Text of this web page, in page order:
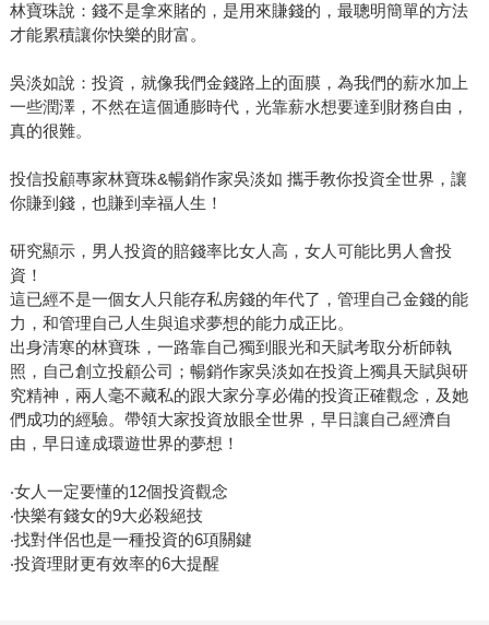
內容有限卻過度泡水成三、四百頁的厚度。有時為節目訪談
不得不看某些書，如不好看，十分鐘了解內容後旋及放下。
了不少有關企管及經營類的書。有時上節目，現場沒有可看
的書，也會要助理到附近買本《VOGUE》或《美麗佳人》等
書，二、三本書看完，目的地也到了，下機時覺得很豐富也
很幸福，像小說類書看完就丟，留給下一個有緣人。如果旅
機時，感覺像吃了大餐一樣滿足，吳淡如覺得有一完整的時
空沉浸在傷春悲秋的情境中，也是紛擾生活中的一種調劑。
因為閱讀是很自我的活動，吳淡如享受一種自在閱讀的速
度，她不喜歡讀書會，不喜歡刻意的聚眾討論一本書，她喜
歡沉浸在閱讀中那種無聲勝有聲的節奏。當然，看書時，手
中一定有筆，看到重要的、有趣的一定畫線在右邊，看到哪
裏折記號到哪裏，所以她看過的書都有明顯的記號，她進一
步解釋「不習慣看別人的書，是因為她一定會破壞別人的書
小說，一定先一口氣看完。 閱讀時，她並不喜歡在咖啡廳看
書，也不喜歡固定的坐姿，她喜歡在家中的池塘邊或舒服的
躺在太妃椅或按摩椅旁，整排燈相伴，享受放鬆的閱讀，畢
林寶珠說：錢不是拿來賭的，是用來賺錢的，最聰明簡單的方法
才能累積讓你快樂的財富。
吳淡如說：投資，就像我們金錢路上的面膜，為我們的薪水加上
一些潤澤，不然在這個通膨時代，光靠薪水想要達到財務自由，
真的很難。
投信投顧專家林寶珠&暢銷作家吳淡如 攜手教你投資全世界，讓
你賺到錢，也賺到幸福人生！
研究顯示，男人投資的賠錢率比女人高，女人可能比男人會投
資！
這已經不是一個女人只能存私房錢的年代了，管理自己金錢的能
力，和管理自己人生與追求夢想的能力成正比。
出身清寒的林寶珠，一路靠自己獨到眼光和天賦考取分析師執
照，自己創立投顧公司；暢銷作家吳淡如在投資上獨具天賦與研
究精神，兩人毫不藏私的跟大家分享必備的投資正確觀念，及她
們成功的經驗。帶領大家投資放眼全世界，早日讓自己經濟自
由，早日達成環遊世界的夢想！
‧女人一定要懂的12個投資觀念
‧快樂有錢女的9大必殺絕技
‧找對伴侶也是一種投資的6項關鍵
‧投資理財更有效率的6大提醒